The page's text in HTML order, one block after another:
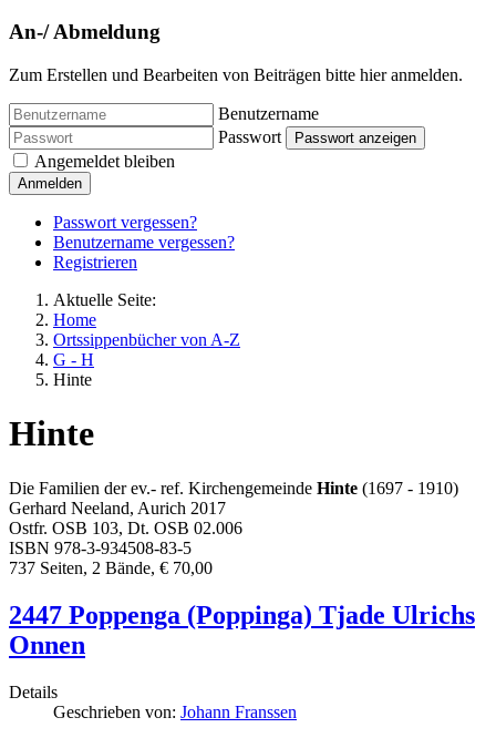
An-/ Abmeldung
Zum Erstellen und Bearbeiten von Beiträgen bitte hier anmelden.
Benutzername
Passwort
Passwort anzeigen
Angemeldet bleiben
Anmelden
Passwort vergessen?
Benutzername vergessen?
Registrieren
Aktuelle Seite:
Home
Ortssippenbücher von A-Z
G - H
Hinte
Hinte
Die Familien der ev.- ref. Kirchengemeinde Hinte (1697 - 1910)
Gerhard Neeland, Aurich 2017
Ostfr. OSB 103, Dt. OSB 02.006
ISBN 978-3-934508-83-5
737 Seiten, 2 Bände, € 70,00
2447 Poppenga (Poppinga) Tjade Ulrichs
Onnen
Details
Geschrieben von: Johann Franssen